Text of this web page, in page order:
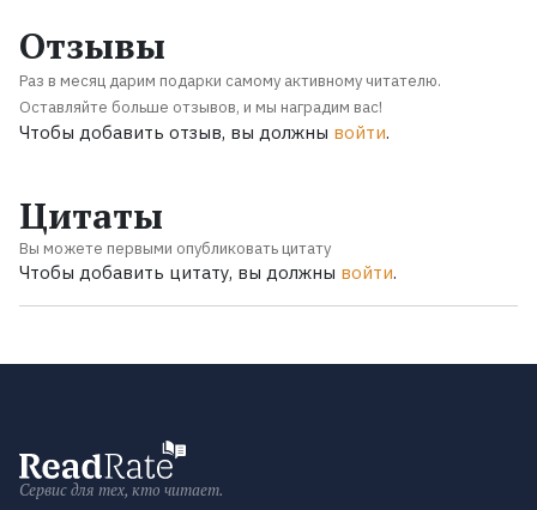
Отзывы
Раз в месяц дарим подарки самому активному читателю.
Оставляйте больше отзывов, и мы наградим вас!
Чтобы добавить отзыв, вы должны войти.
Цитаты
Вы можете первыми опубликовать цитату
Чтобы добавить цитату, вы должны войти.
Сервис для тех, кто читает.